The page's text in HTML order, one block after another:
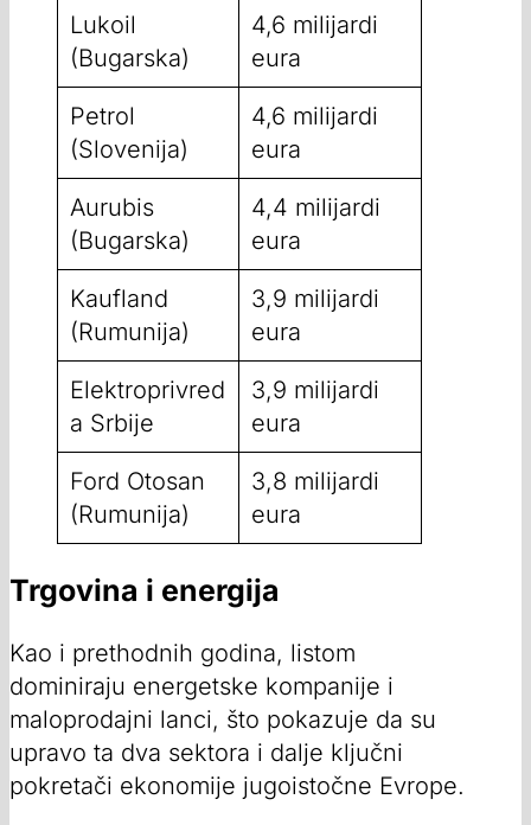
Lukoil
(Bugarska)
4,6 milijardi
eura
Petrol
(Slovenija)
4,6 milijardi
eura
Aurubis
(Bugarska)
4,4 milijardi
eura
Kaufland
(Rumunija)
3,9 milijardi
eura
Elektroprivred
a Srbije
3,9 milijardi
eura
Ford Otosan
(Rumunija)
3,8 milijardi
eura
Trgovina i energija
Kao i prethodnih godina, listom
dominiraju energetske kompanije i
maloprodajni lanci, što pokazuje da su
upravo ta dva sektora i dalje ključni
pokretači ekonomije jugoistočne Evrope.